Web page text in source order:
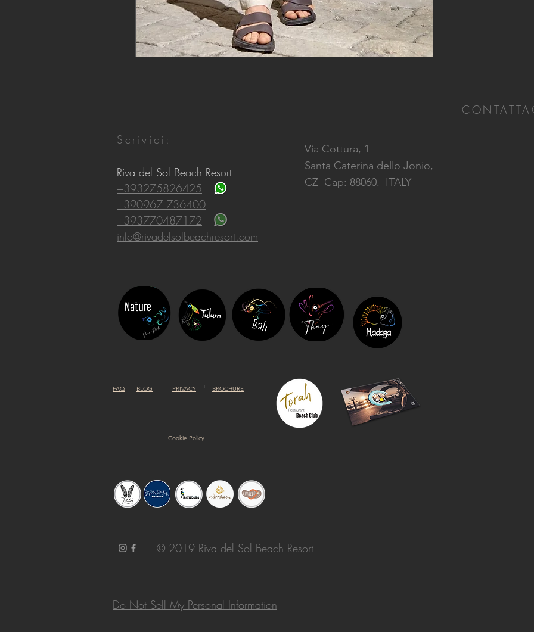
Scrivici:
Riva del Sol Beach Resort
+393275826425
+390967 736400
+393770487172
info@rivadelsolbeachresort.com
Via Cottura, 1
Santa Caterina dello Jonio,
CZ Cap: 88060. ITALY
FAQ BLOG PRIVACY BROCHURE
Cookie Policy
© 2019 Riva del Sol Beach Resort
Do Not Sell My Personal Information